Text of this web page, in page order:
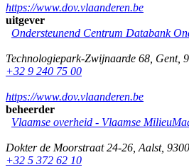
https://www.dov.vlaanderen.be
uitgever
Ondersteunend Centrum Databank
Technologiepark-Zwijnaarde 68 Gent,
+32 9 240 75 00
https://www.dov.vlaanderen.be
beheerder
Vlaamse overheid - Vlaamse
Dokter de Moorstraat 24-26 Aalst, 9300
+32 5 372 62 10